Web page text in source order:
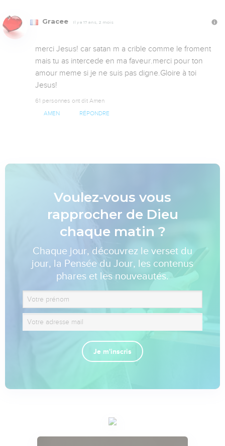
Gracee Il y a 17 ans, 2 mois
merci Jesus! car satan m a crible comme le froment
mais tu as intercede en ma faveur.merci pour ton
amour meme si je ne suis pas digne.Gloire à toi
Jesus!
61 personnes ont dit Amen
AMEN RÉPONDRE
Voulez-vous vous
rapprocher de Dieu
chaque matin ?
Chaque jour, découvrez le verset du
jour, la Pensée du Jour, les contenus
phares et les nouveautés.
Je m'inscris